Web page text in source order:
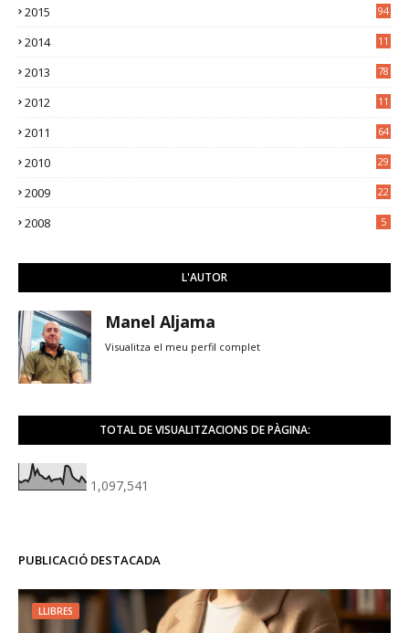
2015 94
2014
11
2013 78
2012
11
2011 64
2010 29
2009 22
2008 5
L'AUTOR
Manel Aljama
Visualitza el meu perfil complet
TOTAL DE VISUALITZACIONS DE PÀGINA:
1,097,541
PUBLICACIÓ DESTACADA
LLIBRES